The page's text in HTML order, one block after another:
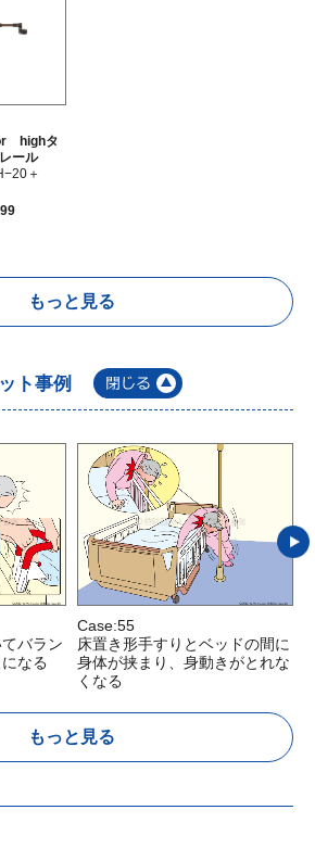
highタ
ール
＋
もっと見る
ト事例
バラン
なる
Case:55
床置き形手すりとベッドの間に
身体が挟まり、身動きがとれな
くなる
もっと見る